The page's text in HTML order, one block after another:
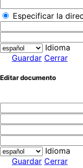
Especificar la
Idioma
Guardar Cerrar
Editar documento
Idioma
Guardar Cerrar